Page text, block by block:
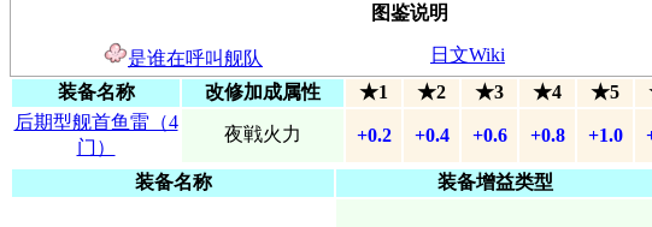
图鉴说明
是谁在呼叫舰队 日文Wiki
装备名称
改修加成属性 ★1 ★2 ★3 ★4 ★5
后期型舰首鱼雷（4
门）
夜戦火力 +0.2 +0.4 +0.6 +0.8 +1.0
装备名称
装备增益类型